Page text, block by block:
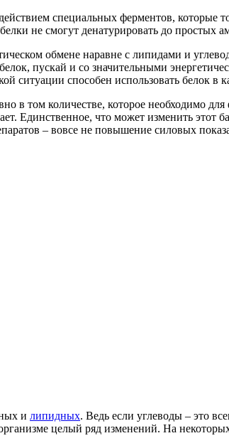
специальных ферментов, которые
не смогут денатурировать до простых
обмене наравне с липидами и
пускай и со значительными
ситуации способен использовать белок в
в том количестве, которое необходимо
Единственное, что может изменить этот
– вовсе не повышение силовых
и липидных. Ведь если углеводы – это
целый ряд изменений. На